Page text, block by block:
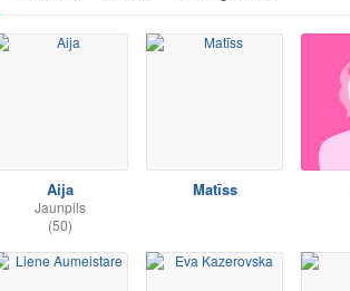
Aija
Jaunpils
(50)
Matīss